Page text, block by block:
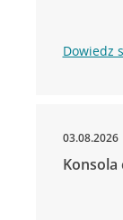
Dowiedz
03.08.2026
Konsola